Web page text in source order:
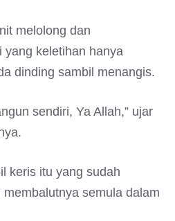
melolong dan
yang keletihan hanya
dinding sambil menangis.
sendiri, Ya Allah,” ujar
keris itu yang sudah
semula dalam